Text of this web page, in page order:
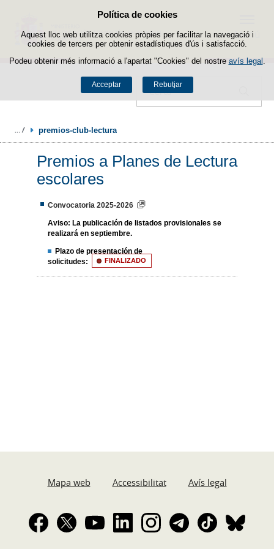
Política de cookies
Aquest lloc web utilitza cookies pròpies per facilitar la navegació i
cookies de tercers per obtenir estadístiques d'ús i satisfacció.
Podeu obtenir més informació a l'apartat "Cookies" del nostre avís legal
Acceptar Rebutjar
Passar al contingut
Cercador
Menú
premios-club-lectura
Premios a Planes de Lectura
escolares
Convocatoria 2025-2026
Aviso: La publicación de listados provisionales se
realizará en septiembre.
Plazo de presentación de
solicitudes:
FINALIZADO
Mapa web Accessibilitat Avís legal